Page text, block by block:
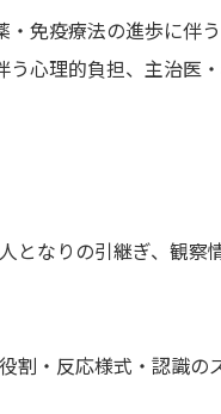
・免疫療法の進歩に伴
心理的負担、主治医
となりの引継ぎ、観察
割・反応様式・認識の